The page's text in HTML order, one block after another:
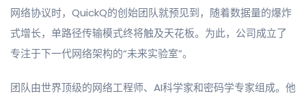
网络协议时，QuickQ的创始团队就预见到，随着数据量的爆炸
式增长，单路径传输模式终将触及天花板。为此，公司成立了
专注于下一代网络架构的“未来实验室”。
团队由世界顶级的网络工程师、AI科学家和密码学专家组成。他